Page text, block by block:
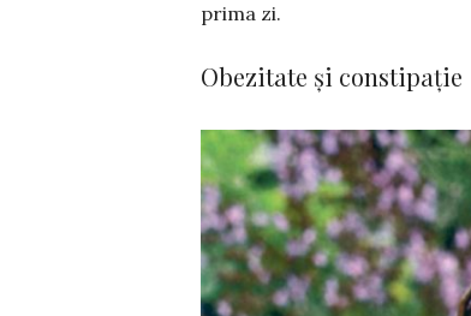
prima zi.
Obezitate și constipație